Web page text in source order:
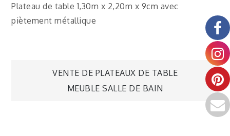
Plateau de table 1,30m x 2,20m x 9cm avec
piètement métallique
VENTE DE PLATEAUX DE TABLE
MEUBLE SALLE DE BAIN